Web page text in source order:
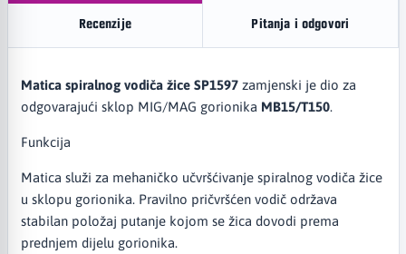
Recenzije Pitanja i odgovori
Matica spiralnog vodiča žice SP1597zamjenski je dio za
odgovarajući sklop MIG/MAG gorionika MB15/T150.
Funkcija
Matica služi za mehaničko učvršćivanje spiralnog vodiča žice
u sklopu gorionika. Pravilno pričvršćen vodič održava
stabilan položaj putanje kojom se žica dovodi prema
prednjem dijelu gorionika.